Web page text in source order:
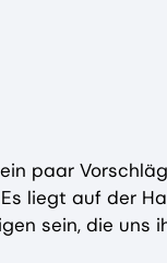
paar
liegt auf der
sein, die uns